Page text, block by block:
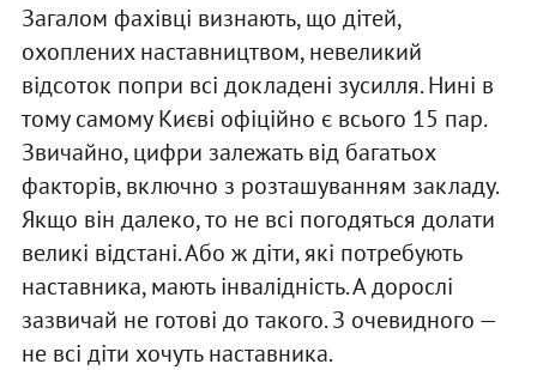
Загалом фахівці визнають, що дітей,
охоплених наставництвом, невеликий
відсоток попри всі докладені зусилля. Нині в
тому самому Києві офіційно є всього 15 пар.
Звичайно, цифри залежать від багатьох
факторів, включно з розташуванням закладу.
Якщо він далеко, то не всі погодяться долати
великі відстані. Або ж діти, які потребують
наставника, мають інвалідність. А дорослі
зазвичай не готові до такого. З очевидного —
не всі діти хочуть наставника.